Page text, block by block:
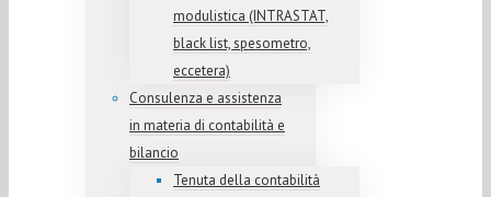
modulistica (INTRASTAT,
black list, spesometro,
eccetera)
Consulenza e assistenza
in materia di contabilità e
bilancio
Tenuta della contabilità